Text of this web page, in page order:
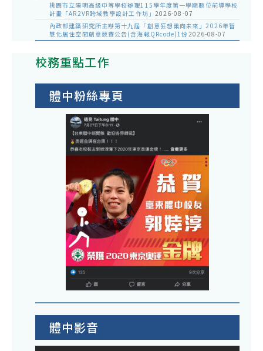
桃園市立陽明高級中等學校辦理115學年度第一學期數位前導學校
計畫「AR2VR跨域教學設計工作坊」 2026-08-07
內政部建築研究所主辦第十九屆「創意狂想巢向未來」2026年智
慧化居住空間創意競賽公告(含海報QRcode)1份2026-08-07
校務重點工作
體中粉絲專頁
體中影音